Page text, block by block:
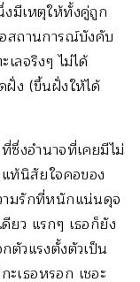
งมีเหตุให้ทั้งคู่ถูก
สถานการณ์บังคับ
เลจริงๆ ไม่ได้
ฝั่ง (ขึ้นฝั่งให้ได้
ซึ่งอำนาจที่เคยมีไม่
แท้นิสัยใจคอของ
ามรักที่หนักแน่นดุจ
ยว แรกๆ เธอก็ยัง
ตัวแรงตั้งตัวเป็น
เธอหรอก เชอะ